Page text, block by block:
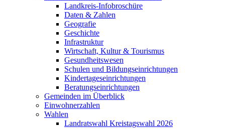
Landkreis-Infobroschüre
Daten & Zahlen
Geografie
Geschichte
Infrastruktur
Wirtschaft, Kultur & Tourismus
Gesundheitswesen
Schulen und Bildungseinrichtungen
Kindertageseinrichtungen
Beratungseinrichtungen
Gemeinden im Überblick
Einwohnerzahlen
Wahlen
Landratswahl Kreistagswahl 2026